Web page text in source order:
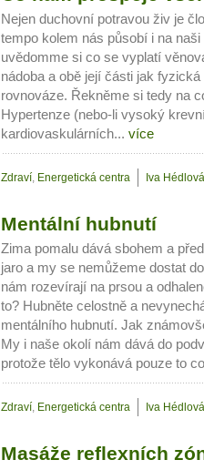
Nejen duchovní potravou živ je
tempo kolem nás působí i na
uvědomme si co se vyplatí
nádoba a obě její části jak
rovnováze. Řekněme si tedy na
Hypertenze (nebo-li vysoký
kardiovaskulárních... více
Zdraví, Energetická centra Iva Hédlová
Mentální hubnutí
Zima pomalu dává sbohem a
jaro a my se nemůžeme dostat
nám rozevírají na prsou a
to? Hubněte celostně a
mentálního hubnutí. Jak
My i naše okolí nám dává do
protože tělo vykonává pouze to
Zdraví, Energetická centra Iva Hédlová
Masáže reflexních